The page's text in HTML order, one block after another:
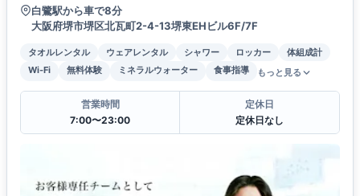
白鷺駅から車で8分
大阪府堺市堺区北瓦町2-4-13堺東EHビル6F/7F
タオルレンタル ウェアレンタル シャワー ロッカー
体組成計
Wi-Fi
無料体験 ミネラルウォーター 食事指導 もっと見る
営業時間
7:00〜23:00
定休日
定休日なし